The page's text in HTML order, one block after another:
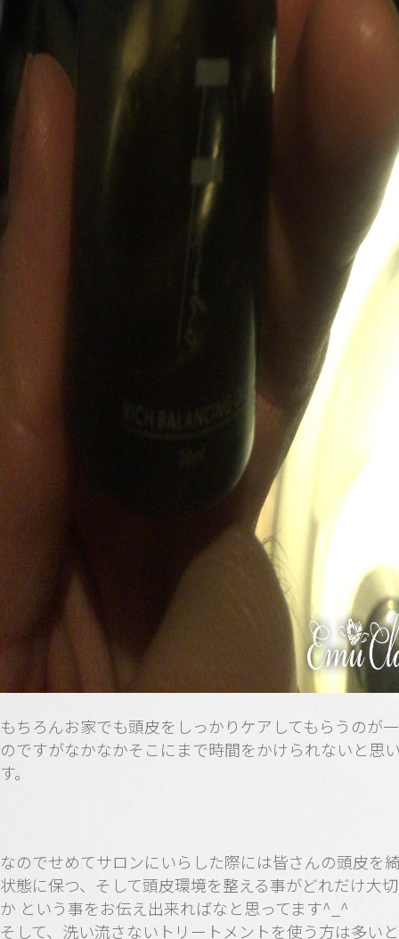
もちろんお家でも頭皮をしっかりケアしてもらうのが
のですがなかなかそこにまで時間をかけられないと思
す。
なのでせめてサロンにいらした際には皆さんの頭皮を
状態に保つ、そして頭皮環境を整える事がどれだけ大
か という事をお伝え出来ればなと思ってます^_^
そして、洗い流さないトリートメントを使う方は多い